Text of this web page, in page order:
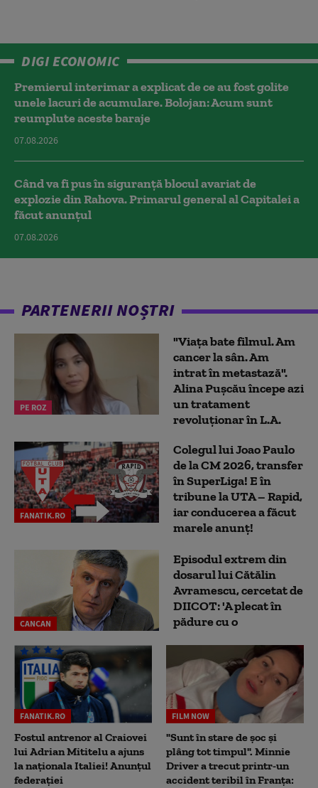
DIGI ECONOMIC
Premierul interimar a explicat de ce au fost golite
unele lacuri de acumulare. Bolojan: Acum sunt
reumplute aceste baraje
07.08.2026
Când va fi pus în siguranță blocul avariat de
explozie din Rahova. Primarul general al Capitalei a
făcut anunțul
07.08.2026
PARTENERII NOȘTRI
PE ROZ
"Viața bate filmul. Am
cancer la sân. Am
intrat în metastază".
Alina Pușcău începe azi
un tratament
revoluționar în L.A.
FANATIK.RO
Colegul lui Joao Paulo
de la CM 2026, transfer
în SuperLiga! E în
tribune la UTA – Rapid,
iar conducerea a făcut
marele anunț!
CANCAN
Episodul extrem din
dosarul lui Cătălin
Avramescu, cercetat de
DIICOT: 'A plecat în
pădure cu o
FANATIK.RO
Fostul antrenor al Craiovei
lui Adrian Mititelu a ajuns
la naționala Italiei! Anunțul
federației
FILM NOW
"Sunt în stare de șoc și
plâng tot timpul". Minnie
Driver a trecut printr-un
accident teribil în Franța: